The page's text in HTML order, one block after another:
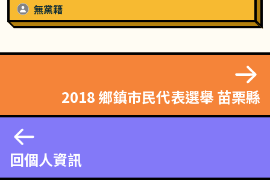
無黨籍
回個人資訊
2018 鄉鎮市民代表選舉 苗栗縣